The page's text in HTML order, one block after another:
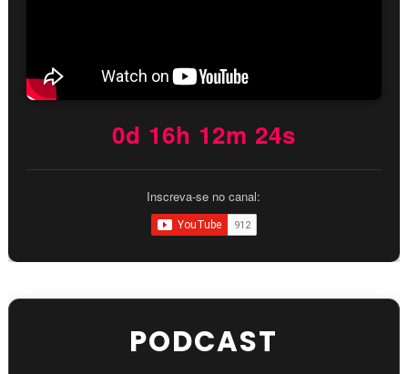
0d 16h 12m 23s
Inscreva-se no canal:
PODCAST